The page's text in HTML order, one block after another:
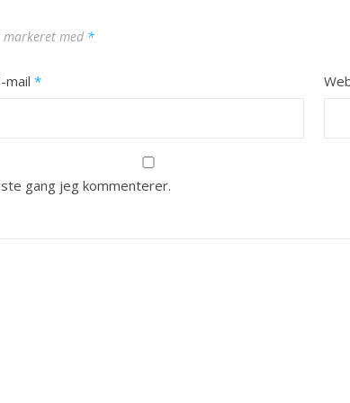
med *
mail*
gang jeg kommenterer.